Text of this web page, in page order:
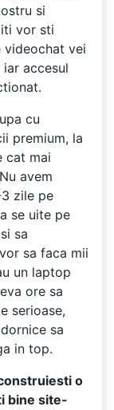
si
vor sti
videochat vei
accesul
cu
premium, la
cat mai
avem
zile pe
se uite pe
sa
sa faca mii
un laptop
ore sa
serioase,
sa
in top.
o
bine site-